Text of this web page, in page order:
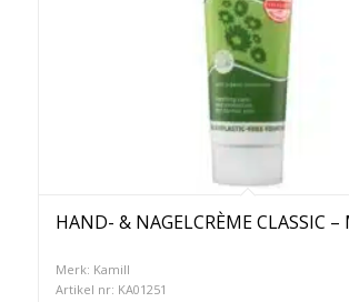
volgens veganistisch recept en met
plantaardige ingrediënten.
Naar de website van Kamill
HAND- & NAGELCRÈME CLASSIC
Merk: Kamill
Artikel nr: KA01251